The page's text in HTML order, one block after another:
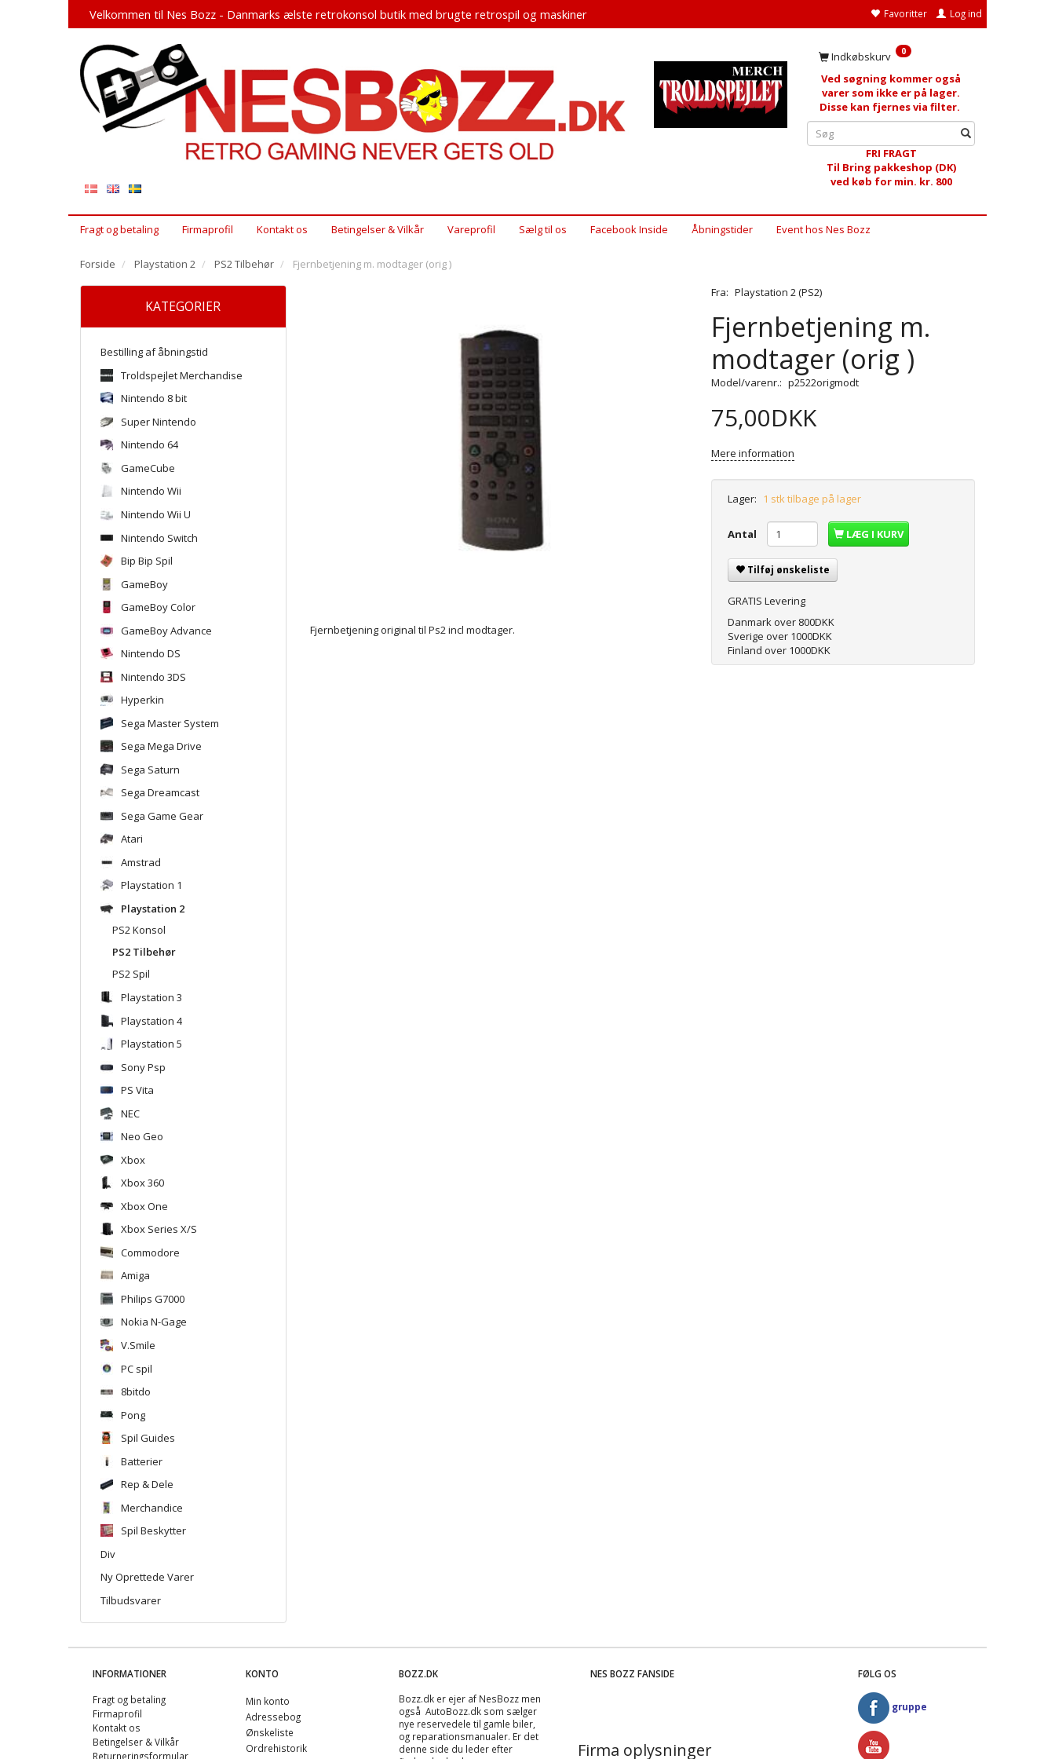
Favoritter Log ind
Velkommen til Nes Bozz - Danmarks ælste retrokonsol butik med brugte retrospil og maskiner
Indkøbskurv 0
Ved søgning kommer også
varer som ikke er på lager.
Disse kan fjernes via filter.
FRI FRAGT
Til Bring pakkeshop (DK)
ved køb for min. kr. 800
Fragt og betaling Firmaprofil Kontakt os Betingelser & Vilkår Vareprofil Sælg til os Facebook Inside Åbningstider Event hos Nes Bozz
Forside Playstation 2 PS2 Tilbehør Fjernbetjening m. modtager (orig )
KATEGORIER
Bestilling af åbningstid
Troldspejlet Merchandise
Nintendo 8 bit
Super Nintendo
Nintendo 64
GameCube
Nintendo Wii
Nintendo Wii U
Nintendo Switch
Bip Bip Spil
GameBoy
GameBoy Color
GameBoy Advance
Nintendo DS
Nintendo 3DS
Hyperkin
Sega Master System
Sega Mega Drive
Sega Saturn
Sega Dreamcast
Sega Game Gear
Atari
Amstrad
Playstation 1
Playstation 2
PS2 Konsol
PS2 Tilbehør
PS2 Spil
Playstation 3
Playstation 4
Playstation 5
Sony Psp
PS Vita
NEC
Neo Geo
Xbox
Xbox 360
Xbox One
Xbox Series X/S
Commodore
Amiga
Philips G7000
Nokia N-Gage
V.Smile
PC spil
8bitdo
Pong
Spil Guides
Batterier
Rep & Dele
Merchandice
Spil Beskytter
Div
Ny Oprettede Varer
Tilbudsvarer
Fjernbetjening original til Ps2 incl modtager.
Fra: Playstation 2 (PS2)
Fjernbetjening m.
modtager (orig )
Model/varenr.: p2522origmodt
75,00DKK
Mere information
Lager: 1 stk tilbage på lager
Antal LÆG I KURV
Tilføj ønskeliste
GRATIS Levering
Danmark over 800DKK
Sverige over 1000DKK
Finland over 1000DKK
INFORMATIONER
Fragt og betaling
Firmaprofil
Kontakt os
Betingelser & Vilkår
Returneringsformular
KONTO
Min konto
Adressebog
Ønskeliste
Ordrehistorik
BOZZ.DK
Bozz.dk er ejer af NesBozz men
også AutoBozz.dk som sælger
nye reservedele til gamle biler,
og reparationsmanualer. Er det
denne side du leder efter
NES BOZZ FANSIDE
Firma oplysninger
FØLG OS
gruppe